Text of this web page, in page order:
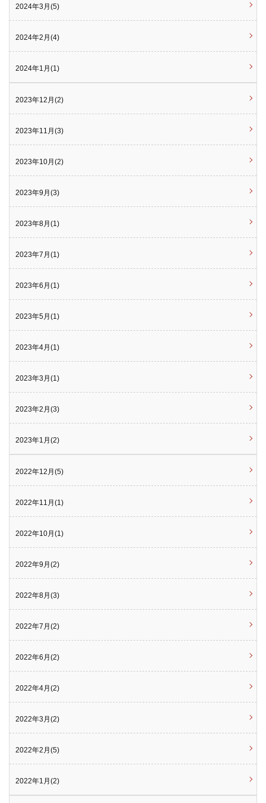
2024年3月(5)
2024年2月(4)
2024年1月(1)
2023年12月(2)
2023年11月(3)
2023年10月(2)
2023年9月(3)
2023年8月(1)
2023年7月(1)
2023年6月(1)
2023年5月(1)
2023年4月(1)
2023年3月(1)
2023年2月(3)
2023年1月(2)
2022年12月(5)
2022年11月(1)
2022年10月(1)
2022年9月(2)
2022年8月(3)
2022年7月(2)
2022年6月(2)
2022年4月(2)
2022年3月(2)
2022年2月(5)
2022年1月(2)